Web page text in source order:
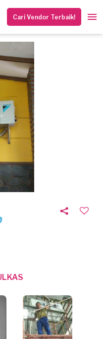
Cari Vendor Terbaik!